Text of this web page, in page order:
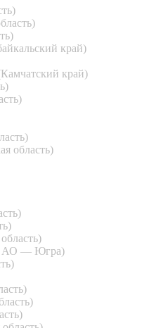
край)
край)
область)
АО — Югра)